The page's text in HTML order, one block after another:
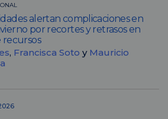
alertan complicaciones en
por recortes y retrasos en
recursos
, Francisca Soto y Mauricio